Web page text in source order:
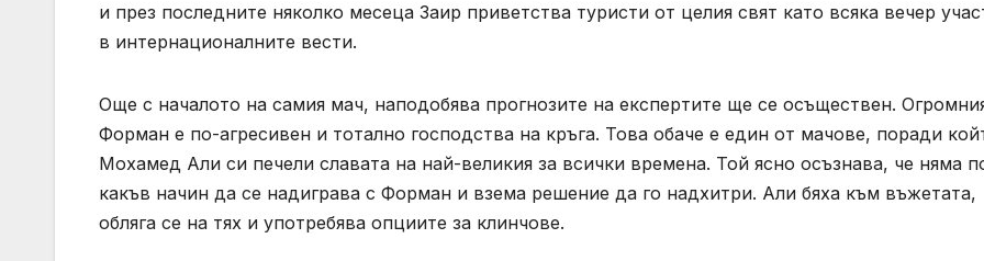
и през последните няколко месеца Заир приветства туристи от целия свят като всяка вечер
в интернационалните вести.
Още с началото на самия мач, наподобява прогнозите на експертите ще се осъществен.
Форман е по-агресивен и тотално господства на кръга. Това обаче е един от мачове, поради
Мохамед Али си печели славата на най-великия за всички времена. Той ясно осъзнава, че няма
какъв начин да се надиграва с Форман и взема решение да го надхитри. Али бяха към въжетата,
обляга се на тях и употребява опциите за клинчове.